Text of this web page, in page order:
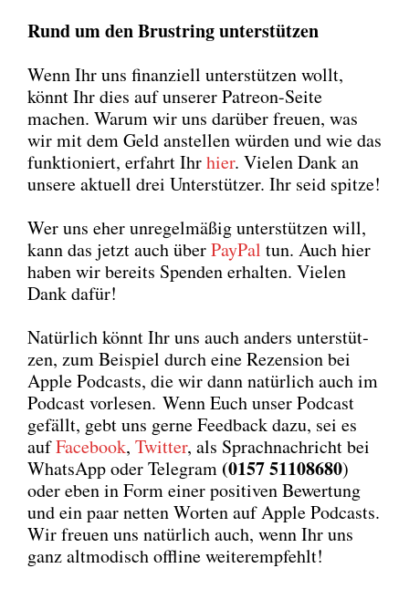
Rund um den Brust­ring unter­stüt­zen
Wenn Ihr uns finan­zi­ell unter­stüt­zen wollt,
könnt Ihr dies auf unse­rer Patre­on-Sei­te
machen. War­um wir uns dar­über freu­en, was
wir mit dem Geld anstel­len wür­den und wie das
funk­tio­niert, erfahrt Ihrhier. Vie­len Dank an
unse­re aktu­ell drei Unter­stüt­zer. Ihr seid spit­ze!
Wer uns eher unre­gel­mä­ßig unter­stüt­zen will,
kann das jetzt auch überPay­Pal tun. Auch hier
haben wir bereits Spen­den erhal­ten. Vie­len
Dank dafür!
Natür­lich könnt Ihr uns auch anders unter­stüt­
zen, zum Bei­spiel durch eine Rezen­si­on bei
Apple Pod­casts, die wir dann natür­lich auch im
Pod­cast vor­le­sen. Wenn Euch unser Pod­cast
gefällt, gebt uns ger­ne Feed­back dazu, sei es
aufFace­book, Twit­ter, als Sprach­nach­richt bei
Whats­App oder Tele­gram (0157 51108680)
oder eben in Form einer posi­ti­ven Bewer­tung
und ein paar net­ten Wor­ten auf Apple Pod­casts.
Wir freu­en uns natür­lich auch, wenn Ihr uns
ganz alt­mo­disch off­line wei­ter­emp­fehlt!